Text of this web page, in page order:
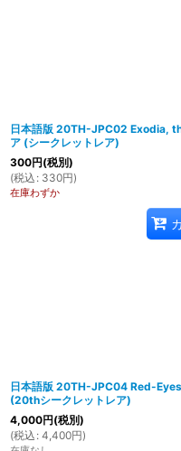
日本語版 20TH-JPC02 Exodia,
ア (シークレットレア)
300円(税別)
(税込 : 330円)
在庫わずか
日本語版 20TH-JPC04 Red-
(20thシークレットレア)
4,000円(税別)
(税込 : 4,400円)